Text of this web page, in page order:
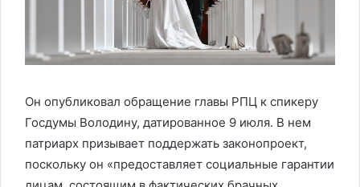
Он опубликовал обращение главы РПЦ к спикеру
Госдумы Володину, датированное 9 июля. В нем
патриарх призывает поддержать законопроект,
поскольку он «предоставляет социальные гарантии